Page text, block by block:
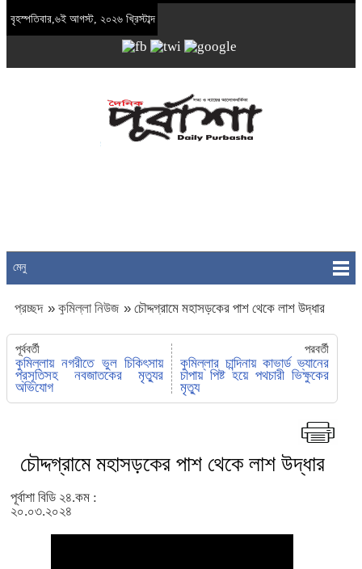
বৃহস্পতিবার,৬ই আগস্ট, ২০২৬ খ্রিস্টাব্দ
মেনু
প্রচ্ছদ » কুমিল্লা নিউজ » চৌদ্দগ্রামে মহাসড়কের পাশ থেকে লাশ উদ্ধার
পূর্ববর্তী
কুমিল্লায় নগরীতে ভুল চিকিৎসায়
প্রসূতিসহ নবজাতকের মৃত্যুর
অভিযোগ
পরবর্তী
কুমিল্লার চান্দিনায় কাভার্ড ভ্যানের
চাপায় পিষ্ট হয়ে পথচারী ভিক্ষুকের
মৃত্যু
চৌদ্দগ্রামে মহাসড়কের পাশ থেকে লাশ উদ্ধার
পূর্বাশা বিডি ২৪.কম :
২০.০৩.২০২৪